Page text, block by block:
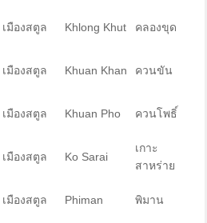
เมืองสตูล Khlong Khut คลองขุด
เมืองสตูล Khuan Khan ควนขัน
เมืองสตูล Khuan Pho ควนโพธิ์
เมืองสตูล Ko Sarai
เกาะ
สาหร่าย
เมืองสตูล Phiman พิมาน